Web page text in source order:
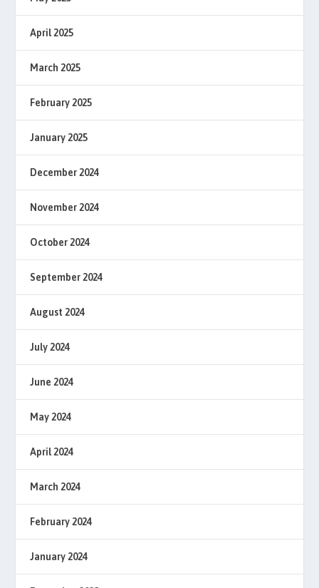
April 2025
March 2025
February 2025
January 2025
December 2024
November 2024
October 2024
September 2024
August 2024
July 2024
June 2024
May 2024
April 2024
March 2024
February 2024
January 2024